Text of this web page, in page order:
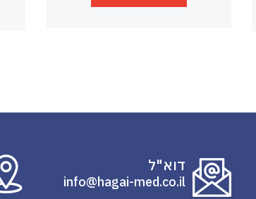
דוא"ל
info@hagai-med.co.il